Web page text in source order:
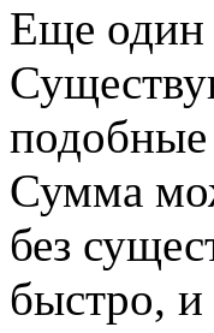
Еще один
Сумма
без
быстро,